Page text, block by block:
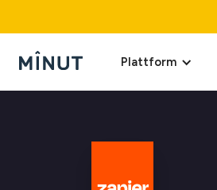
Plattform